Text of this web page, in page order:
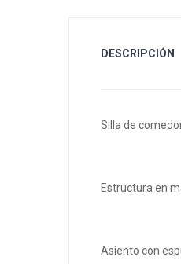
DESCRIPCIÓN
Silla de
Estructura en
Asiento con